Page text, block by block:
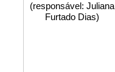
(responsável: Juliana
Furtado Dias)